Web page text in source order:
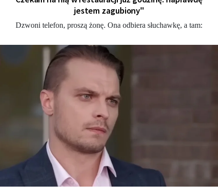
jestem zagubiony"
Dzwoni telefon, proszą żonę. Ona odbiera słuchawkę, a tam: